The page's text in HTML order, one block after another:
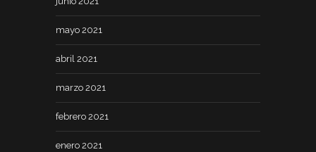
mayo 2021
abril 2021
marzo 2021
febrero 2021
enero 2021